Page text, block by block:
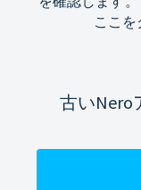
ここを
古いNero